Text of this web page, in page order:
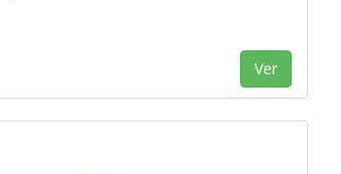
Ver